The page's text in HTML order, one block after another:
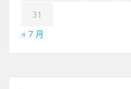
31
« 7 月